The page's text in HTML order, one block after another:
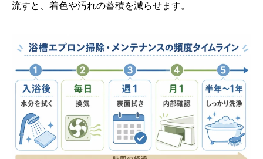
流すと、着色や汚れの蓄積を減らせます。